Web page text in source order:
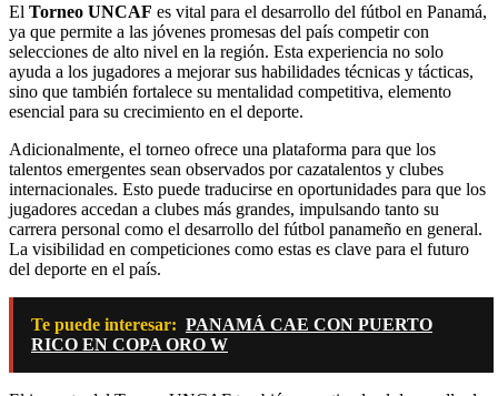
El Torneo UNCAF es vital para el desarrollo del fútbol en Panamá,
ya que permite a las jóvenes promesas del país competir con
selecciones de alto nivel en la región. Esta experiencia no solo
ayuda a los jugadores a mejorar sus habilidades técnicas y tácticas,
sino que también fortalece su mentalidad competitiva, elemento
esencial para su crecimiento en el deporte.
Adicionalmente, el torneo ofrece una plataforma para que los
talentos emergentes sean observados por cazatalentos y clubes
internacionales. Esto puede traducirse en oportunidades para que los
jugadores accedan a clubes más grandes, impulsando tanto su
carrera personal como el desarrollo del fútbol panameño en general.
La visibilidad en competiciones como estas es clave para el futuro
del deporte en el país.
Te puede interesar: PANAMÁ CAE CON PUERTO
RICO EN COPA ORO W